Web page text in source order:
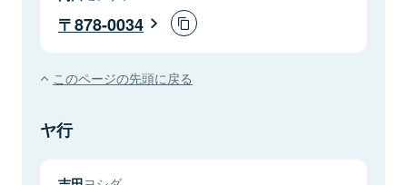
878-0034
このページの先頭に戻る
ヤ行